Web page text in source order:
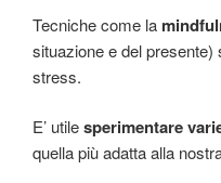
Tecniche come la
situazione e del presente)
stress.
E’ utilesperimentare
quella più adatta alla